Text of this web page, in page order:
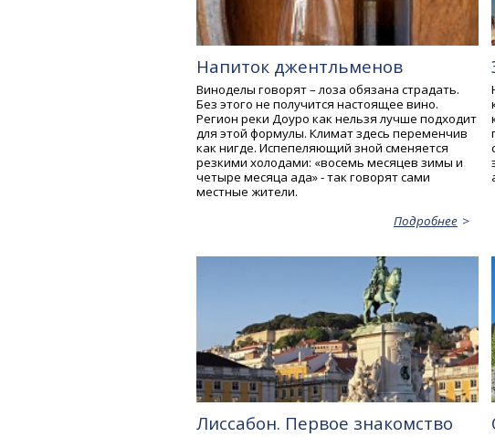
Напиток джентльменов
Виноделы говорят – лоза обязана страдать.
Без этого не получится настоящее вино.
Регион реки Доуро как нельзя лучше подходит
для этой формулы. Климат здесь переменчив
как нигде. Испепеляющий зной сменяется
резкими холодами: «восемь месяцев зимы и
четыре месяца ада» - так говорят сами
местные жители.
Подробнее
Лиссабон. Первое знакомство